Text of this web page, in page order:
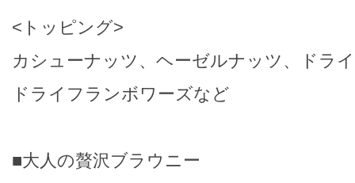
<トッピング>
カシューナッツ、ヘーゼルナッツ、ドラ
ドライフランボワーズなど
■大人の贅沢ブラウニー